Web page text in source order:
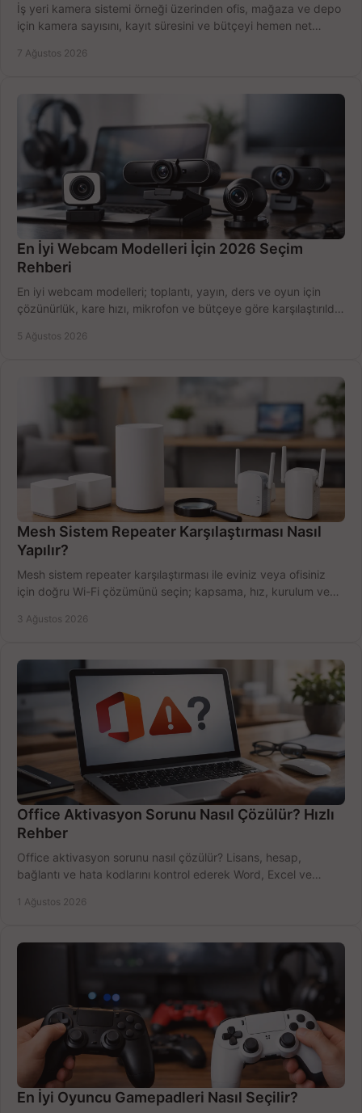
İş yeri kamera sistemi örneği üzerinden ofis, mağaza ve depo
için kamera sayısını, kayıt süresini ve bütçeyi hemen net
7 Ağustos 2026
En İyi Webcam Modelleri İçin 2026 Seçim
Rehberi
En iyi webcam modelleri; toplantı, yayın, ders ve oyun için
çözünürlük, kare hızı, mikrofon ve bütçeye göre karşılaştırıldı.
5 Ağustos 2026
Mesh Sistem Repeater Karşılaştırması Nasıl
Yapılır?
Mesh sistem repeater karşılaştırması ile eviniz veya ofisiniz
için doğru Wi-Fi çözümünü seçin; kapsama, hız, kurulum ve
3 Ağustos 2026
Office Aktivasyon Sorunu Nasıl Çözülür? Hızlı
Rehber
Office aktivasyon sorunu nasıl çözülür? Lisans, hesap,
bağlantı ve hata kodlarını kontrol ederek Word, Excel ve
1 Ağustos 2026
En İyi Oyuncu Gamepadleri Nasıl Seçilir?